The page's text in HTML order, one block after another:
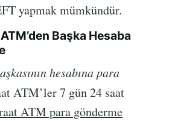
yapmak mümkündür.
Başka Hesaba
hesabına para
ATM’ler 7 gün 24 saat
ATM para gönderme